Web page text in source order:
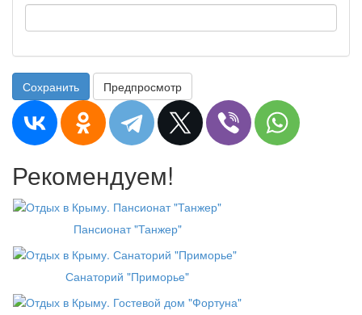
Сохранить Предпросмотр
Рекомендуем!
Пансионат "Танжер"
Санаторий "Приморье"